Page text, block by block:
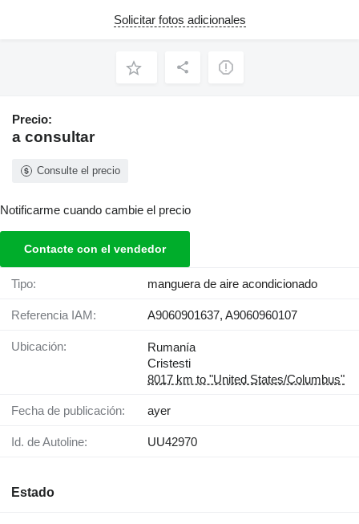
Solicitar fotos adicionales
Precio:
a consultar
Consulte el precio
Notificarme cuando cambie el precio
Contacte con el vendedor
Tipo: manguera de aire acondicionado
Referencia IAM: A9060901637, A9060960107
Ubicación:
Rumanía
Cristesti
8017 km to "United States/Columbus"
Fecha de publicación: ayer
Id. de Autoline: UU42970
Estado